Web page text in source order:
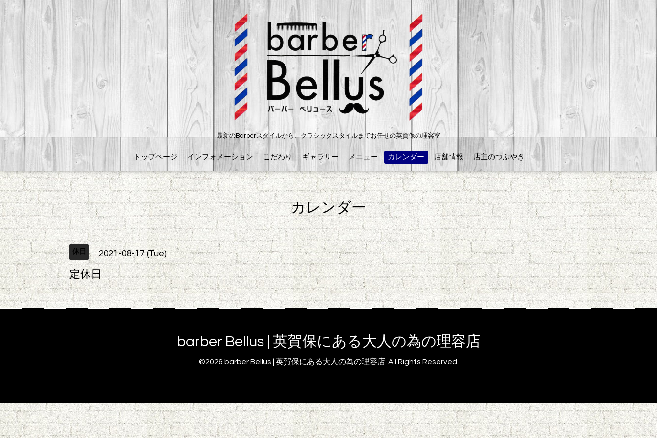
最新のBarberスタイルから、クラシックスタイルまでお任せの英賀保の理容室
トップページ インフォメーション こだわり ギャラリー メニュー カレンダー 店舗情報 店主のつぶやき
カレンダー
休日 2021-08-17 (Tue)
定休日
barber Bellus | 英賀保にある大人の為の理容店
©2026 barber Bellus | 英賀保にある大人の為の理容店. All Rights Reserved.